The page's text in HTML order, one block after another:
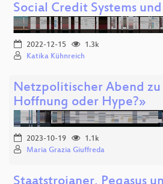
Social Credit Systems
2022-12-15
1.3k
Katika Kühnreich
Netzpolitischer Abend
Hoffnung oder Hype?»
2023-10-19
1.1k
Maria Grazia Giuffreda